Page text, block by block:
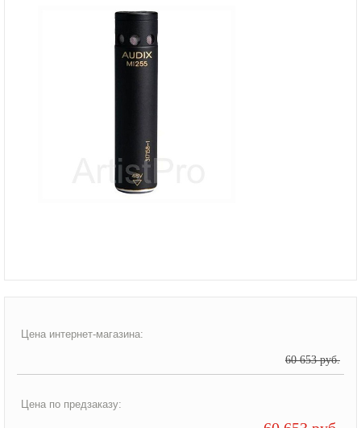
Цена интернет-магазина:
60 653 руб.
Цена по предзаказу: